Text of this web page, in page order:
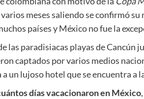
meses saliendo se confirmó su
países y México no fue la
las paradisiacas playas de Cancún
captados por varios medios
un lujoso hotel que se encuentra a
días vacacionaron en México